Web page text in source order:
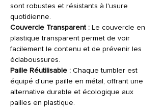
sont robustes et résistants à l'usure
quotidienne.
Couvercle Transparent : Le couvercle en
plastique transparent permet de voir
facilement le contenu et de prévenir les
éclaboussures.
Paille Réutilisable : Chaque tumbler est
équipé d'une paille en métal, offrant une
alternative durable et écologique aux
pailles en plastique.